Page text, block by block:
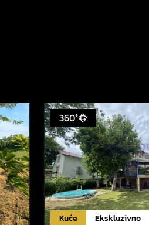
Kuće Ekskluzivno
360°